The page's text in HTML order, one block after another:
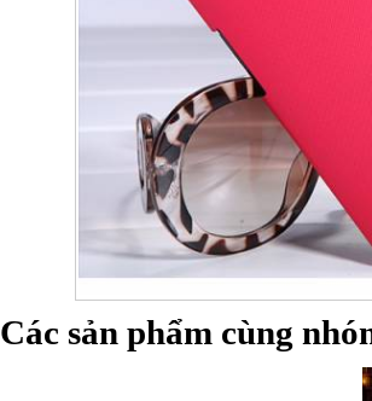
Các sản phẩm cùng